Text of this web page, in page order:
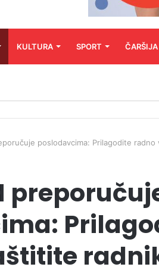
KULTURA SPORT ČARŠIJA
poslodavcima: Prilagodite